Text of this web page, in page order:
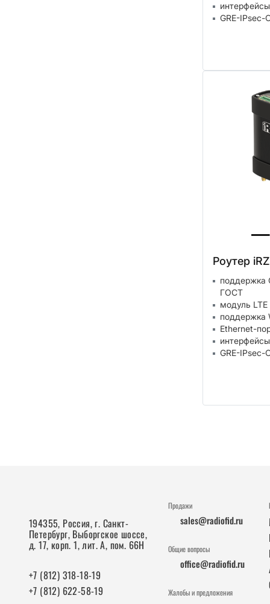
GRE-IPsec-
Роутер
поддержка
ГОСТ
модуль
поддержка
Ethernet-
GRE-IPsec-
194355, Россия, г. Санкт-
Петербург, Выборгское шоссе,
д. 17, корп. 1, лит. А, пом. 66Н
+7 (812) 318-18-19
+7 (812) 622-58-19
Продажи
sales@radiofid.ru
Общие вопросы
office@radiofid.ru
Жалобы и предложения